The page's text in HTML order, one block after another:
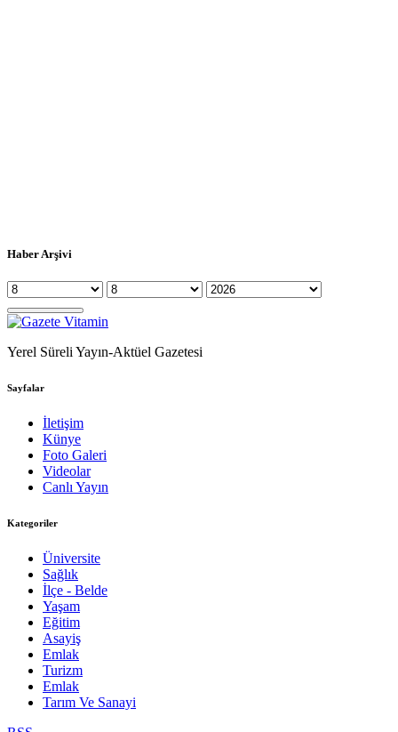
Haber Arşivi
Yerel Süreli Yayın-Aktüel Gazetesi
Sayfalar
İletişim
Künye
Foto Galeri
Videolar
Canlı Yayın
Kategoriler
Üniversite
Sağlık
İlçe - Belde
Yaşam
Eğitim
Asayiş
Emlak
Turizm
Emlak
Tarım Ve Sanayi